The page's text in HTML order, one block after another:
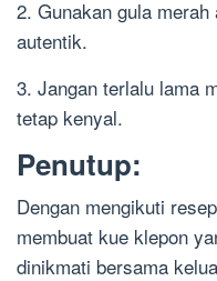
2. Gunakan gula
autentik.
3. Jangan terlalu lama
tetap kenyal.
Penutup:
Dengan mengikuti
membuat kue klepon
dinikmati bersama